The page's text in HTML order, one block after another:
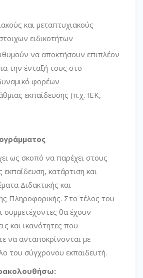
και μεταπτυχιακούς
ειδικοτήτων
να αποκτήσουν επιπλέον
την ένταξή τους στο
φορέων
εκπαίδευσης (π.χ. ΙΕΚ,
ως σκοπό να παρέχει στους
κατάρτιση και
Διδακτικής και
Πληροφορικής. Στο τέλος του
συμμετέχοντες θα έχουν
και ικανότητες που
να ανταποκρίνονται με
του σύγχρονου εκπαιδευτή.